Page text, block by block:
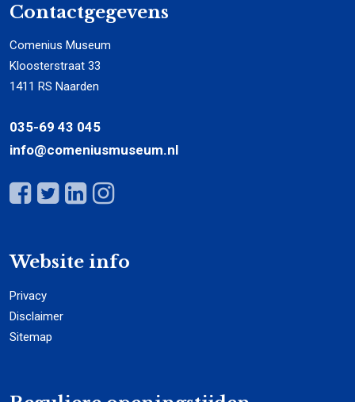
Contactgegevens
Comenius Museum
Kloosterstraat 33
1411 RS Naarden
035-69 43 045
info@comeniusmuseum.nl
Website info
Privacy
Disclaimer
Sitemap